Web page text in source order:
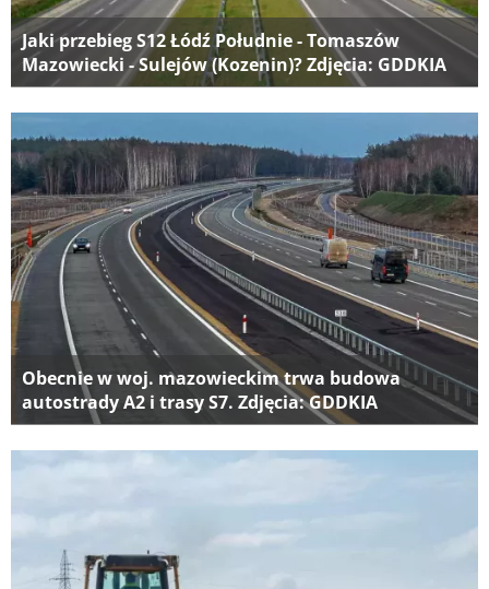
Jaki przebieg S12 Łódź Południe - Tomaszów
Mazowiecki - Sulejów (Kozenin)? Zdjęcia: GDDKIA
Obecnie w woj. mazowieckim trwa budowa
autostrady A2 i trasy S7. Zdjęcia: GDDKIA